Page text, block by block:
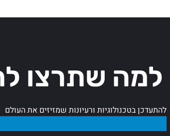
למה שתרצו
להתעדכן בטכנולוגיות ורעיונות שמזיזים את העולם